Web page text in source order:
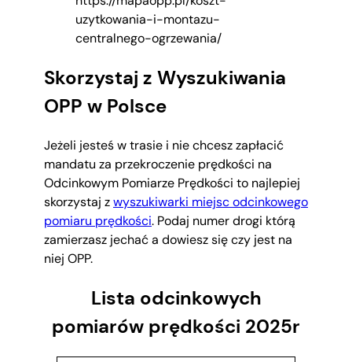
uzytkowania-i-montazu-
centralnego-ogrzewania/
Skorzystaj z Wyszukiwania
OPP w Polsce
Jeżeli jesteś w trasie i nie chcesz zapłacić
mandatu za przekroczenie prędkości na
Odcinkowym Pomiarze Prędkości to najlepiej
skorzystaj zwyszukiwarki miejsc odcinkowego
pomiaru prędkości. Podaj numer drogi którą
zamierzasz jechać a dowiesz się czy jest na
niej OPP.
Lista odcinkowych
pomiarów prędkości 2025r